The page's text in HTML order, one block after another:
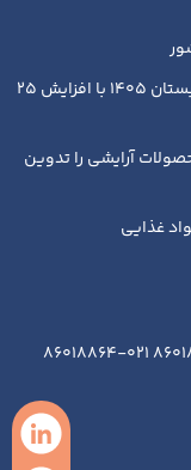
یارانه خدمات اعتباری آزمایشگاهی ویژه بهار و تابستان ۱۴۰۵ با افزایش ۲۵
آرایشی را تدوین
غذایی
تلفن : 021-86018760 021-86018741 021-86018736 021-86018864